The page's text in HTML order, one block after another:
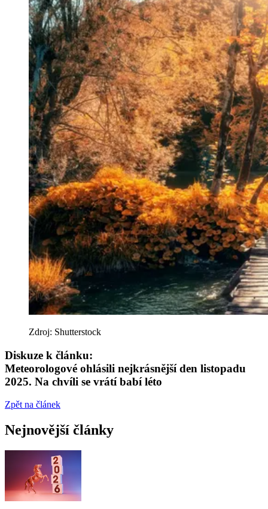
Zdroj: Shutterstock
Diskuze k článku:
Meteorologové ohlásili nejkrásnější den listopadu
2025. Na chvíli se vrátí babí léto
Zpět na článek
Nejnovější články